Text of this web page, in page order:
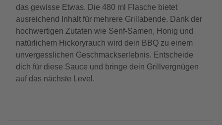
das gewisse Etwas. Die 480 ml Flasche bietet
ausreichend Inhalt für mehrere Grillabende. Dank der
hochwertigen Zutaten wie Senf-Samen, Honig und
natürlichem Hickoryrauch wird dein BBQ zu einem
unvergesslichen Geschmackserlebnis. Entscheide
dich für diese Sauce und bringe dein Grillvergnügen
auf das nächste Level.